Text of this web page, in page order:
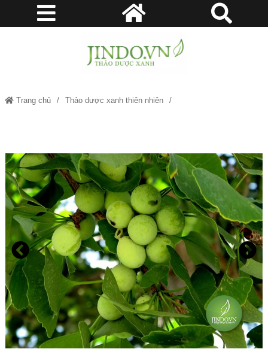
Trang chủ Thảo dược xanh thiên nhiên